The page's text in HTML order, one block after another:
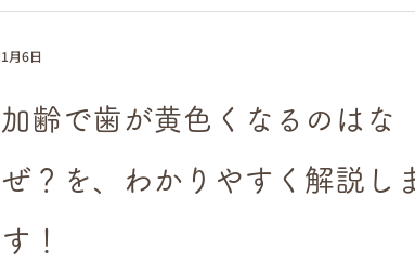
か？ ビジネスやプライベートにおいて、第一印象は
の黄ばみは相手にこのような印象を与えてしまうこと
色が目立つと、だらしない印象に。 実年齢より老けて
す。 自信のなさ： 口元を気にして思い切り笑えない
は、消極的に映ってしまいます。 歯が黄色くなる原
は、毎日の食事（カレー、コーヒー、ワイン等）によ
「着色」だけでなく、加齢によって歯の内部の「象牙
加齢で歯が黄色くなるのはな
ぜ？を、わかりやすく解説し
す！
1月6日